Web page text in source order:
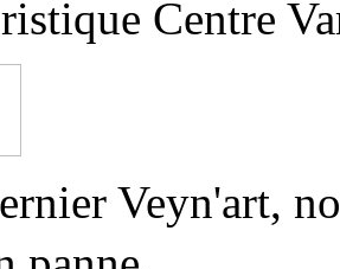
Centre
Veyn'art,